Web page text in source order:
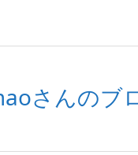
さんのブ